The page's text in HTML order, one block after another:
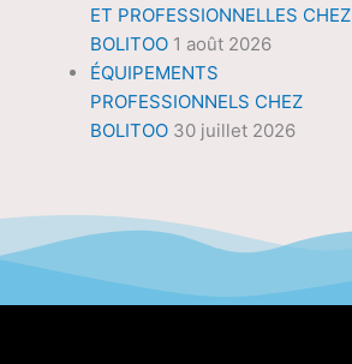
ET PROFESSIONNELLES CHEZ
BOLITOO 1 août 2026
ÉQUIPEMENTS
PROFESSIONNELS CHEZ
BOLITOO 30 juillet 2026